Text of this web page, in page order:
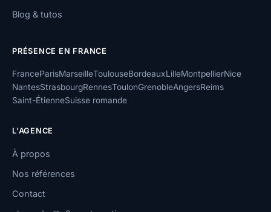
Blog & tutos
PRÉSENCE EN FRANCE
FranceParisMarseilleToulouseBordeauxLilleMontpellierNice
NantesStrasbourgRennesToulonGrenobleAngersReims
Saint-ÉtienneSuisse romande
L'AGENCE
À propos
Nos références
Contact